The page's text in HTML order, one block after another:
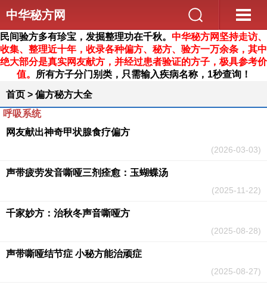
中华秘方网
民间验方多有珍宝，发掘整理功在千秋。 中华秘方网坚持走访、
收集、整理近十年，收录各种偏方、秘方、验方一万余条，其中
绝大部分是真实网友献方，并经过患者验证的方子，极具参考价
值。 所有方子分门别类，只需输入疾病名称，1秒查询！
首页 > 偏方秘方大全
呼吸系统
网友献出神奇甲状腺食疗偏方
(2026-03-03)
声带疲劳发音嘶哑三剂痊愈：玉蝴蝶汤
(2025-11-22)
千家妙方：治秋冬声音嘶哑方
(2025-08-28)
声带嘶哑结节症 小秘方能治顽症
(2025-08-27)